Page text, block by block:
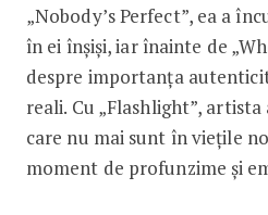
„Nobody’s Perfect”, ea a
în ei înșiși, iar înainte de
despre importanța
reali. Cu „Flashlight”,
care nu mai sunt în viețile
moment de profunzime și